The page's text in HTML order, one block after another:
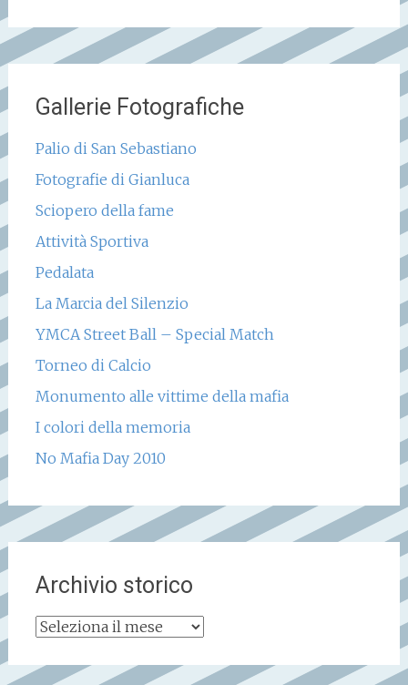
Gallerie Fotografiche
Palio di San Sebastiano
Fotografie di Gianluca
Sciopero della fame
Attività Sportiva
Pedalata
La Marcia del Silenzio
YMCA Street Ball – Special Match
Torneo di Calcio
Monumento alle vittime della mafia
I colori della memoria
No Mafia Day 2010
Archivio storico
Archivio